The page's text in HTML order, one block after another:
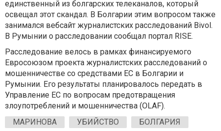
единственный из болгарских телеканалов, который
освещал этот скандал. В Болгарии этим вопросом также
занимался вебсайт журналистских расследований Bivol.
В Румынии о расследовании сообщал портал RISE.
Расследование велось в рамках финансируемого
Евросоюзом проекта журналистских расследований о
мошенничестве со средствами ЕС в Болгарии и
Румынии. Его результаты планировалось передать в
Управление ЕС по вопросам предотвращения
злоупотреблений и мошенничества (OLAF).
МАРИНОВА
УБИЙСТВО БОЛГАРИЯ